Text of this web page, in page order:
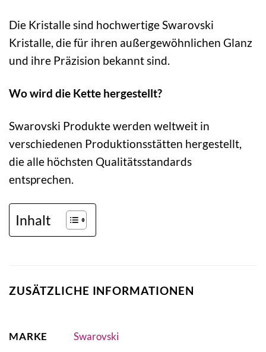
Die Kristalle sind hochwertige Swarovski
Kristalle, die für ihren außergewöhnlichen Glanz
und ihre Präzision bekannt sind.
Wo wird die Kette hergestellt?
Swarovski Produkte werden weltweit in
verschiedenen Produktionsstätten hergestellt,
die alle höchsten Qualitätsstandards
entsprechen.
Inhalt
ZUSÄTZLICHE INFORMATIONEN
MARKE Swarovski